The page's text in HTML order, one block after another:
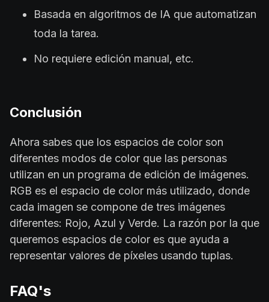
Basada en algoritmos de IA que automatizan
toda la tarea.
No requiere edición manual, etc.
Conclusión
Ahora sabes que los espacios de color son
diferentes modos de color que las personas
utilizan en un programa de edición de imágenes.
RGB es el espacio de color más utilizado, donde
cada imagen se compone de tres imágenes
diferentes: Rojo, Azul y Verde. La razón por la que
queremos espacios de color es que ayuda a
representar valores de píxeles usando tuplas.
FAQ's